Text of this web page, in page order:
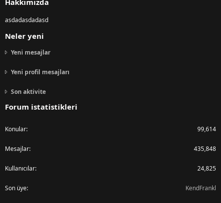
Hakkımızda
asdadasdadasd
Neler yeni
Yeni mesajlar
Yeni profil mesajları
Son aktivite
Forum istatistikleri
Konular 99,614
Mesajlar 435,848
Kullanıcılar 24,825
Son üye KendFrankl